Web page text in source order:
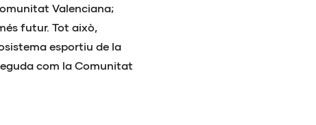
Valenciana;
futur. Tot això,
esportiu de la
com la Comunitat